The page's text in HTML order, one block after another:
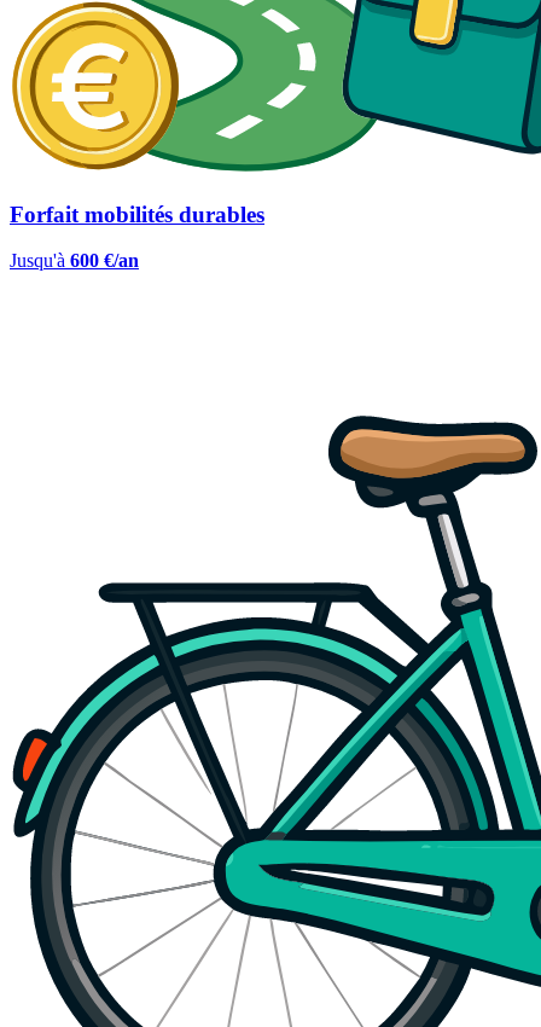
Forfait mobilités durables
Jusqu'à 600 €/an